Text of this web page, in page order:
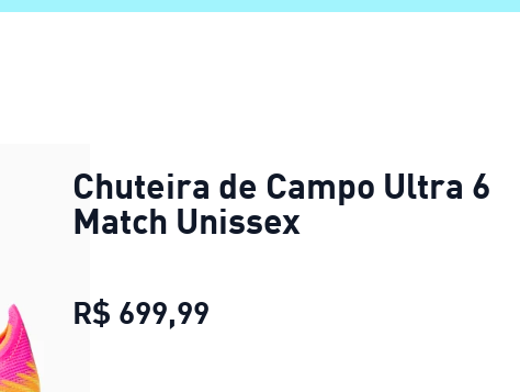
Chuteira de Campo Ultra 6
Match Unissex
R$ 699,99